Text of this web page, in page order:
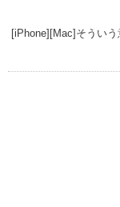
[iPhone][Mac]そうい